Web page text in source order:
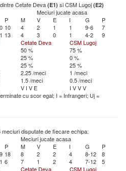
Cetate Deva (E1) si CSM Lugoj (E2)
Meciuri jucate acasa
P M V E I G
P
10 4 2 1 1 9-6
7
13 4 3 0 1 4-2
9
Cetate Deva
CSM Lugoj
50 %
75 %
25 %
0 %
25 %
25 %
2.25 /meci
1 /meci
1.5 /meci
0.5 /meci
V I V E I VVV
cu scor egal; I = Infrangeri; Uj =
disputate de fiecare echipa:
Meciuri jucate acasa
P M V E I G
P
18 8 2 2 4 8-12
8
6 7 1 2 4 7-12
5
Cetate Deva
CSM Lugoj